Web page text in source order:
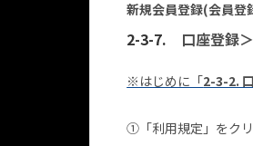
新規会員登録(会員登
口座登録
※はじめに「2-3-2.
①「利用規定」をクリ